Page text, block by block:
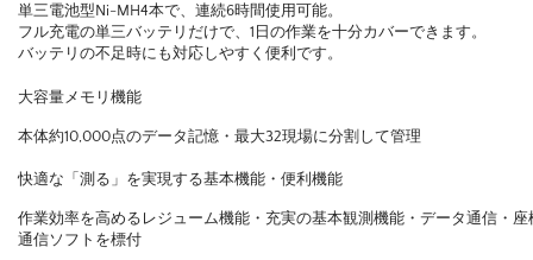
単三電池型Ni-MH4本で、連続6時間使用可能。
フル充電の単三バッテリだけで、1日の作業を十分カバーできます。
バッテリの不足時にも対応しやすく便利です。
大容量メモリ機能
本体約10,000点のデータ記憶・最大32現場に分割して管理
快適な「測る」を実現する基本機能・便利機能
作業効率を高めるレジューム機能・充実の基本観測機能・データ通信・座
通信ソフトを標付